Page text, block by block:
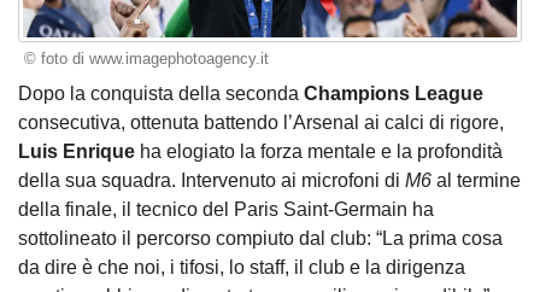
© foto di www.imagephotoagency.it
Dopo la conquista della seconda Champions League
consecutiva, ottenuta battendo l’Arsenal ai calci di rigore,
Luis Enrique ha elogiato la forza mentale e la profondità
della sua squadra. Intervenuto ai microfoni di M6 al termine
della finale, il tecnico del Paris Saint-Germain ha
sottolineato il percorso compiuto dal club: “La prima cosa
da dire è che noi, i tifosi, lo staff, il club e la dirigenza